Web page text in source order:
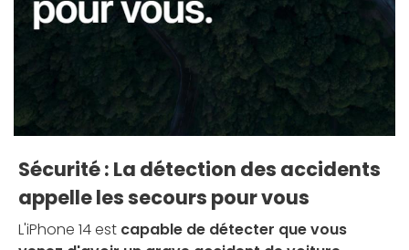
Sécurité : La détection des accidents
appelle les secours pour vous
L'iPhone 14 est capable de détecter que vous